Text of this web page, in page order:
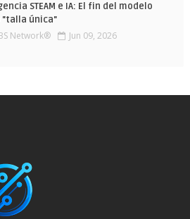
STEAM e IA: El fin del modelo
"talla única"
Network® Jun 09, 2026